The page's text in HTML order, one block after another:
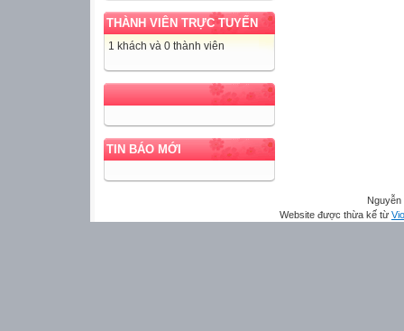
THÀNH VIÊN TRỰC TUYẾN
1 khách và 0 thành viên
TIN BÁO MỚI
Website được thừa kế từ